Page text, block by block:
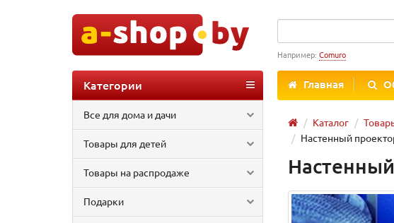
Например: Comuro
Главная
Категории
Все для дома и дачи
Товары для детей
Товары на распродаже
Подарки
Каталог
Настенный